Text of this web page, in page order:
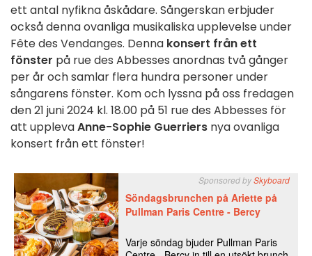
ett antal nyfikna åskådare. Sångerskan erbjuder
också denna ovanliga musikaliska upplevelse under
Fête des Vendanges. Denna konsert från ett
fönster på rue des Abbesses anordnas två gånger
per år och samlar flera hundra personer under
sångarens fönster. Kom och lyssna på oss fredagen
den 21 juni 2024 kl. 18.00 på 51 rue des Abbesses för
att upplevaAnne-Sophie Guerriers nya ovanliga
konsert från ett fönster!